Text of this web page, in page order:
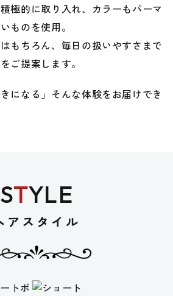
極的に取り入れ、カラーもパーマ
ものを使用。
もちろん、毎日の扱いやすさまで
ご提案します。
になる」そんな体験をお届けでき
STYLE
アスタイル